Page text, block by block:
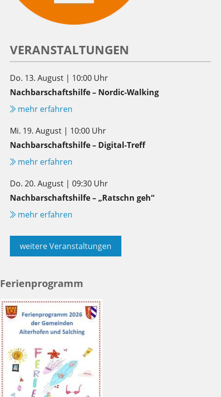
VERANSTALTUNGEN
Do. 13. August | 10:00 Uhr
Nachbarschaftshilfe – Nordic-Walking
mehr erfahren
Mi. 19. August | 10:00 Uhr
Nachbarschaftshilfe – Digital-Treff
mehr erfahren
Do. 20. August | 09:30 Uhr
Nachbarschaftshilfe – „Ratschn geh“
mehr erfahren
weitere Veranstaltungen
Ferienprogramm